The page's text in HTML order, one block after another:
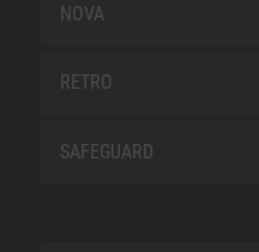
NOVA
RETRO
SAFEGUARD